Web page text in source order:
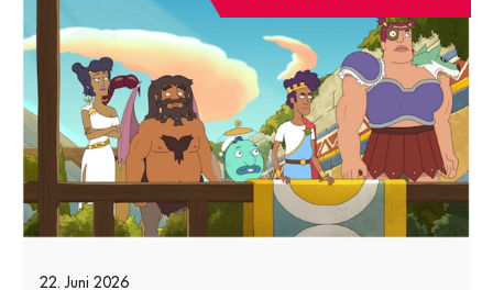
22. Juni 2026